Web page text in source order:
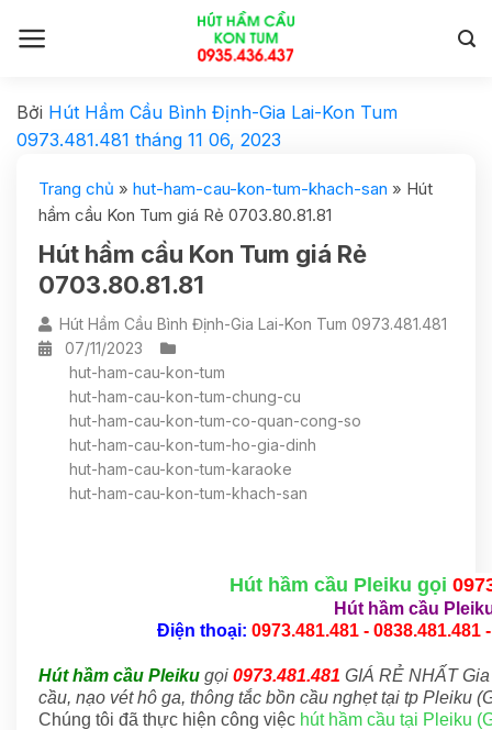
Bởi Hút Hầm Cầu Bình Định-Gia Lai-Kon Tum
0973.481.481 tháng 11 06, 2023
Trang chủ » hut-ham-cau-kon-tum-khach-san » Hút
hầm cầu Kon Tum giá Rẻ 0703.80.81.81
Hút hầm cầu Kon Tum giá Rẻ
0703.80.81.81
Hút Hầm Cầu Bình Định-Gia Lai-Kon Tum 0973.481.481
07/11/2023
hut-ham-cau-kon-tum
hut-ham-cau-kon-tum-chung-cu
hut-ham-cau-kon-tum-co-quan-cong-so
hut-ham-cau-kon-tum-ho-gia-dinh
hut-ham-cau-kon-tum-karaoke
hut-ham-cau-kon-tum-khach-san
Hút hầm cầu Pleiku gọi
Hút hầm cầu
Điện thoại: 0973.481.481 - 0838.481.481
Hút hầm cầu Pleiku gọi 0973.481.481 GIÁ RẺ NHẤT
cầu, nạo vét hô ga, thông tắc bồn cầu nghẹt tại tp Pleiku
Chúng tôi đã thực hiện công việc hút hầm cầu tại Pleiku